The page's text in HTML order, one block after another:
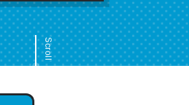
Scroll